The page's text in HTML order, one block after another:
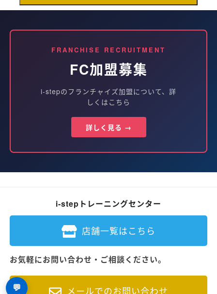
FRANCHISE RECRUITMENT
FC加盟募集
i-stepのフランチャイズ加盟について、詳
しくはこちら
詳しく見る →
i-stepトレーニングセンター
店舗一覧はこちら
お気軽にお問い合わせ・ご相談ください。
メールでのお問い合わせ
💬